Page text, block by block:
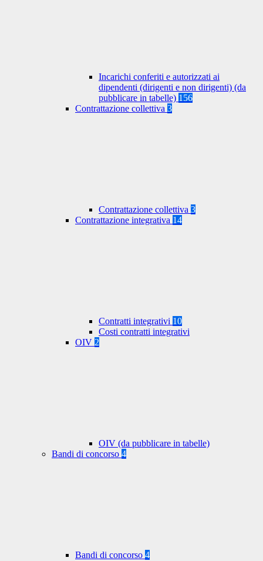
Incarichi conferiti e autorizzati ai
dipendenti (dirigenti e non dirigenti) (da
pubblicare in tabelle) 156
Contrattazione collettiva 3
Contrattazione collettiva 3
Contrattazione integrativa 14
Contratti integrativi 10
Costi contratti integrativi
OIV 2
OIV (da pubblicare in tabelle)
Bandi di concorso 4
Bandi di concorso 4